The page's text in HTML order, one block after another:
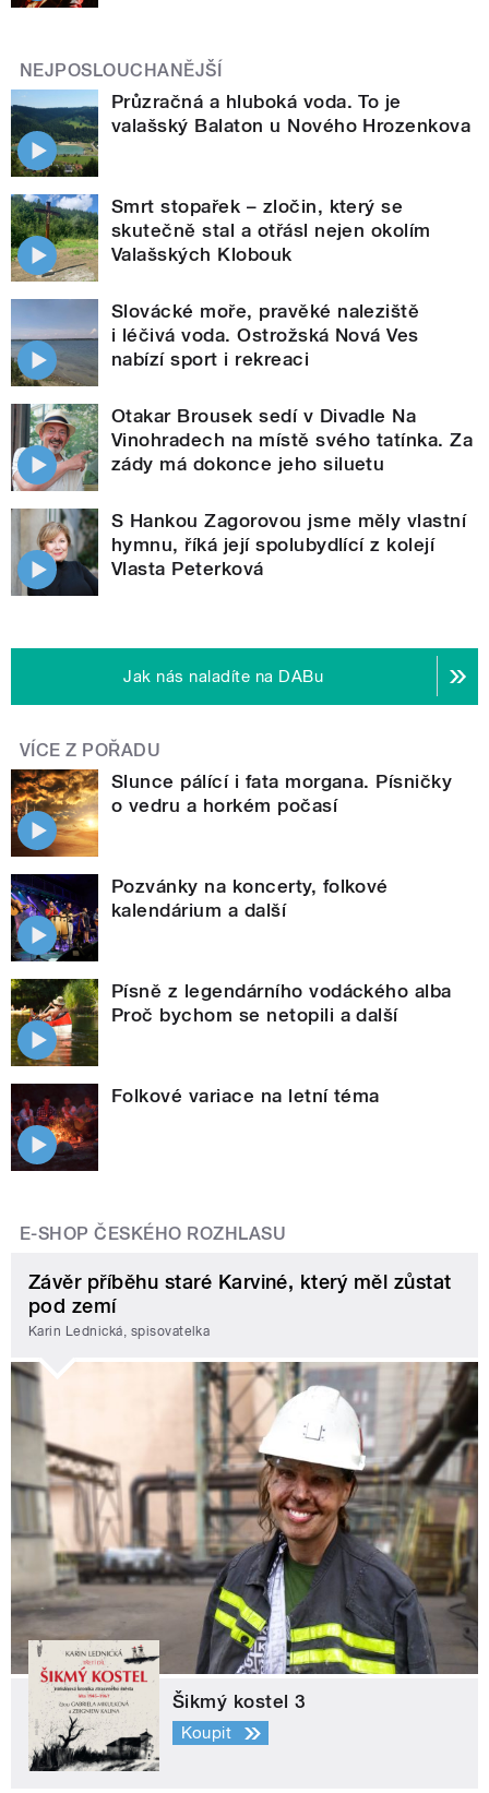
NEJPOSLOUCHANĚJŠÍ
Průzračná a hluboká voda. To je
valašský Balaton u Nového Hrozenkova
Smrt stopařek – zločin, který se
skutečně stal a otřásl nejen okolím
Valašských Klobouk
Slovácké moře, pravěké naleziště
i léčivá voda. Ostrožská Nová Ves
nabízí sport i rekreaci
Otakar Brousek sedí v Divadle Na
Vinohradech na místě svého tatínka. Za
zády má dokonce jeho siluetu
S Hankou Zagorovou jsme měly vlastní
hymnu, říká její spolubydlící z kolejí
Vlasta Peterková
Jak nás naladíte na DABu
VÍCE Z POŘADU
Slunce pálící i fata morgana. Písničky
o vedru a horkém počasí
Pozvánky na koncerty, folkové
kalendárium a další
Písně z legendárního vodáckého alba
Proč bychom se netopili a další
Folkové variace na letní téma
E-SHOP ČESKÉHO ROZHLASU
Závěr příběhu staré Karviné, který měl zůstat
pod zemí
Karin Lednická, spisovatelka
Šikmý kostel 3
Koupit